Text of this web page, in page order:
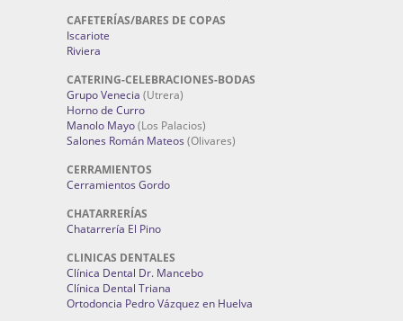
CAFETERÍAS/BARES DE COPAS
Iscariote
Riviera
CATERING-CELEBRACIONES-BODAS
Grupo Venecia (Utrera)
Horno de Curro
Manolo Mayo(Los Palacios)
Salones Román Mateos (Olivares)
CERRAMIENTOS
Cerramientos Gordo
CHATARRERÍAS
Chatarrería El Pino
CLINICAS DENTALES
Clínica Dental Dr. Mancebo
Clínica Dental Triana
Ortodoncia Pedro Vázquez en Huelva